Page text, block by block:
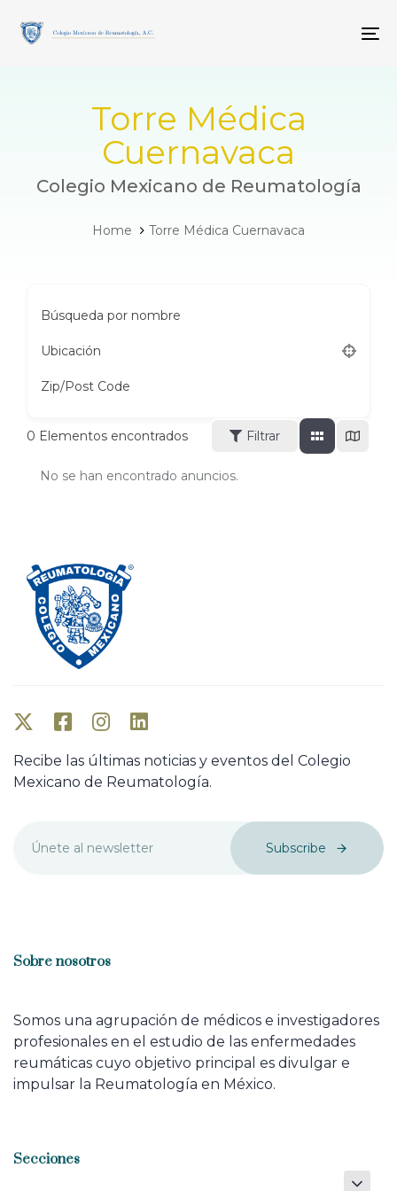
links
primary
Torre Médica
Cuernavaca
Colegio Mexicano de Reumatología
Home Torre Médica Cuernavaca
Búsqueda por nombre
Ubicación
Zip/Post Code
0 Elementos encontrados Filtrar
No se han encontrado anuncios.
Recibe las últimas noticias y eventos del Colegio
Mexicano de Reumatología.
Subscribe
Sobre nosotros
Somos una agrupación de médicos e investigadores
profesionales en el estudio de las enfermedades
reumáticas cuyo objetivo principal es divulgar e
impulsar la Reumatología en México.
Secciones